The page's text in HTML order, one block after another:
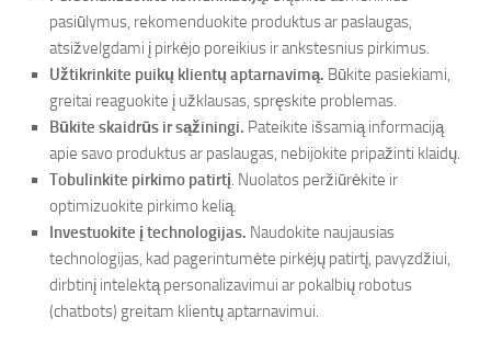
pasiūlymus, rekomenduokite produktus ar paslaugas,
atsižvelgdami į pirkėjo poreikius ir ankstesnius pirkimus.
Užtikrinkite puikų klientų aptarnavimą. Būkite pasiekiami,
greitai reaguokite į užklausas, spręskite problemas.
Būkite skaidrūs ir sąžiningi. Pateikite išsamią informaciją
apie savo produktus ar paslaugas, nebijokite pripažinti klaidų.
Tobulinkite pirkimo patirtį. Nuolatos peržiūrėkite ir
optimizuokite pirkimo kelią.
Investuokite į technologijas. Naudokite naujausias
technologijas, kad pagerintumėte pirkėjų patirtį, pavyzdžiui,
dirbtinį intelektą personalizavimui ar pokalbių robotus
(chatbots) greitam klientų aptarnavimui.